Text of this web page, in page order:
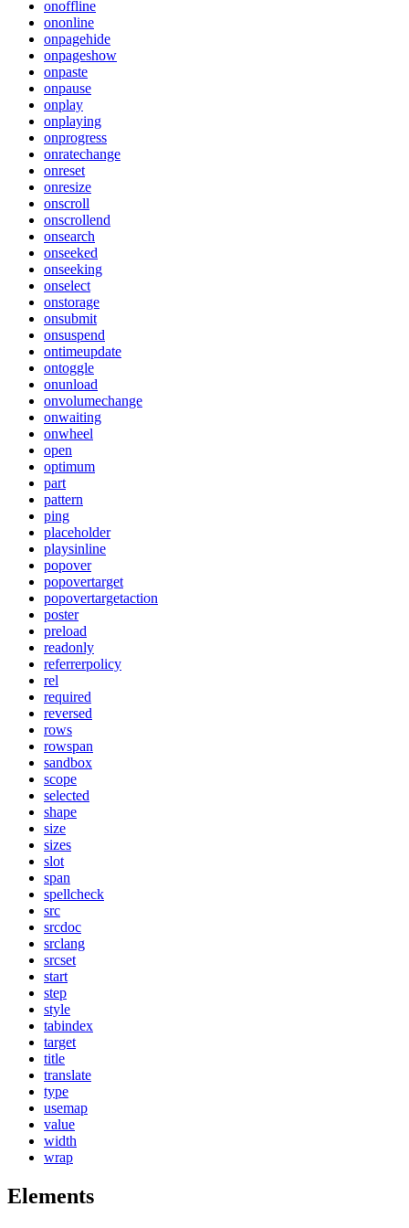
onoffline
ononline
onpagehide
onpageshow
onpaste
onpause
onplay
onplaying
onprogress
onratechange
onreset
onresize
onscroll
onscrollend
onsearch
onseeked
onseeking
onselect
onstorage
onsubmit
onsuspend
ontimeupdate
ontoggle
onunload
onvolumechange
onwaiting
onwheel
open
optimum
part
pattern
ping
placeholder
playsinline
popover
popovertarget
popovertargetaction
poster
preload
readonly
referrerpolicy
rel
required
reversed
rows
rowspan
sandbox
scope
selected
shape
size
sizes
slot
span
spellcheck
src
srcdoc
srclang
srcset
start
step
style
tabindex
target
title
translate
type
usemap
value
width
wrap
Elements